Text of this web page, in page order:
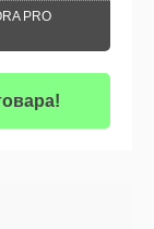
PRO